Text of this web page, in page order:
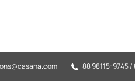
88 98115-9745